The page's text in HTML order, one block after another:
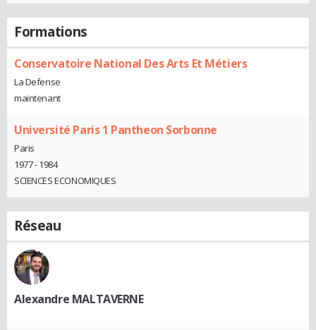
Formations
Conservatoire National Des Arts Et Métiers
La Defense
maintenant
Université Paris 1 Pantheon Sorbonne
Paris
1977 - 1984
SCIENCES ECONOMIQUES
Réseau
Alexandre MALTAVERNE